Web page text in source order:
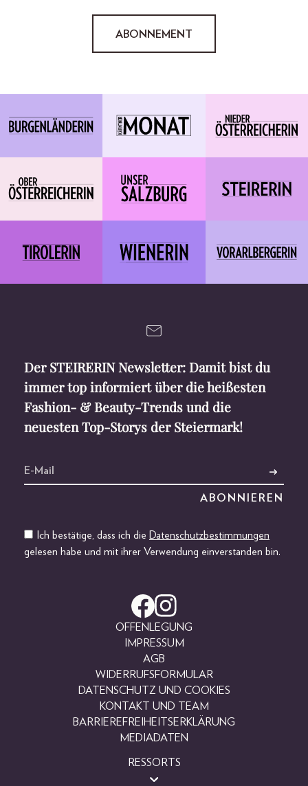
ABONNEMENT
Der STEIRERIN Newsletter: Damit bist du
immer top informiert über die heißesten
Fashion- & Beauty-Trends und die
neuesten Top-Storys der Steiermark!
Ich bestätige, dass ich die Datenschutzbestimmungen
gelesen habe und mit ihrer Verwendung einverstanden bin.
OFFENLEGUNG
IMPRESSUM
AGB
WIDERRUFSFORMULAR
DATENSCHUTZ UND COOKIES
KONTAKT UND TEAM
BARRIEREFREIHEITSERKLÄRUNG
MEDIADATEN
RESSORTS